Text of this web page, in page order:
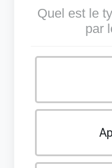
Quel est le
par